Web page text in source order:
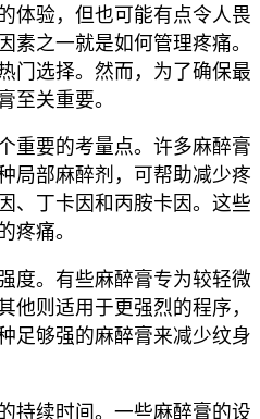
体验，但也可能有点令人畏
素之一就是如何管理疼痛。
门选择。然而，为了确保最
至关重要。
重要的考量点。许多麻醉膏
局部麻醉剂，可帮助减少疼
、丁卡因和丙胺卡因。这些
疼痛。
度。有些麻醉膏专为较轻微
他则适用于更强烈的程序，
足够强的麻醉膏来减少纹身
持续时间。一些麻醉膏的设